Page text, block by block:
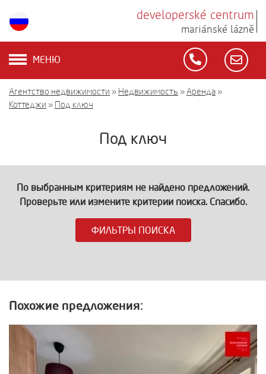
developerské centrum
mariánské lázně
МЕНЮ
Агентство недвижимости » Недвижимость »Аренда »
Коттеджи » Под ключ
Под ключ
По выбранным критериям не найдено предложений.
Проверьте или измените критерии поиска. Спасибо.
ФИЛЬТРЫ ПОИСКА
Похожие предложения: